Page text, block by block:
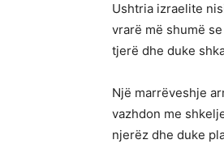
Ushtria izraelite
vrarë më shumë
tjerë dhe duke
Një marrëveshje
vazhdon me
njerëz dhe duke